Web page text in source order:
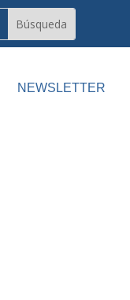
NEWSLETTER